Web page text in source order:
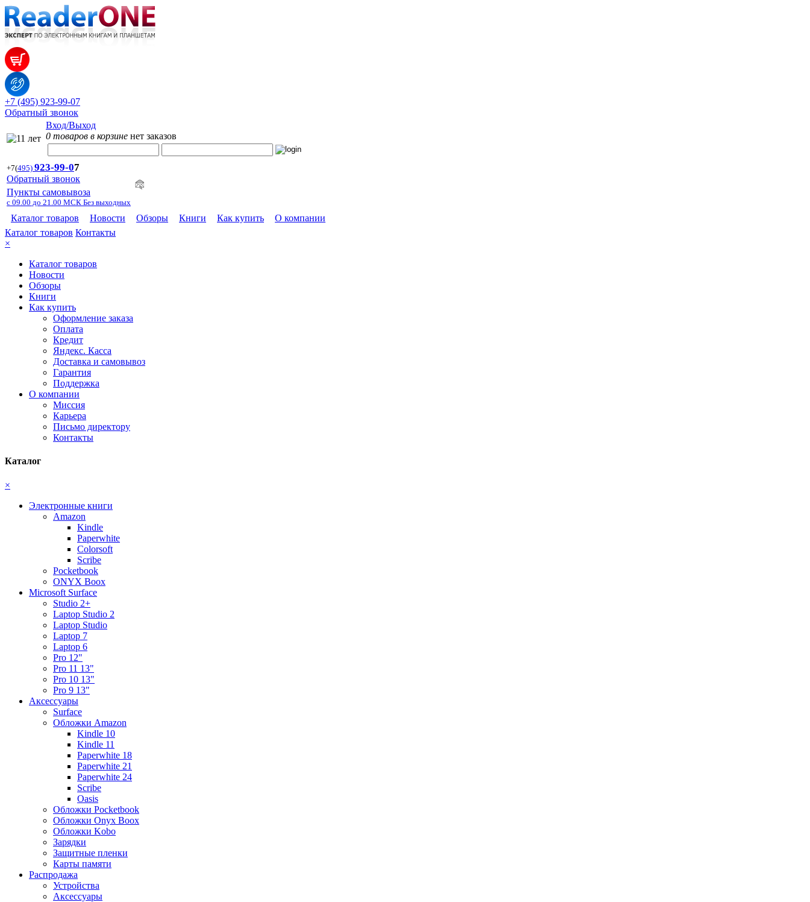
+7 (495) 923-99-07
Обратный звонок
Вход/Выход
0 товаров в корзине нет заказов
+7(495) 923-99-07
Обратный звонок
Пункты самовывоза
с 09.00 до 21.00 МСК Без выходных
Каталог товаров Новости Обзоры Книги Как купить
О компании
Каталог товаров Контакты
×
Каталог товаров
Новости
Обзоры
Книги
Как купить
Оформление заказа
Оплата
Кредит
Яндекс. Касса
Доставка и самовывоз
Гарантия
Поддержка
О компании
Миссия
Карьера
Письмо директору
Контакты
Каталог
×
Электронные книги
Amazon
Kindle
Paperwhite
Colorsoft
Scribe
Pocketbook
ONYX Boox
Microsoft Surface
Studio 2+
Laptop Studio 2
Laptop Studio
Laptop 7
Laptop 6
Pro 12"
Pro 11 13"
Pro 10 13"
Pro 9 13"
Аксессуары
Surface
Обложки Amazon
Kindle 10
Kindle 11
Paperwhite 18
Paperwhite 21
Paperwhite 24
Scribe
Oasis
Обложки Pocketbook
Обложки Onyx Boox
Обложки Kobo
Зарядки
Защитные пленки
Карты памяти
Распродажа
Устройства
Аксессуары